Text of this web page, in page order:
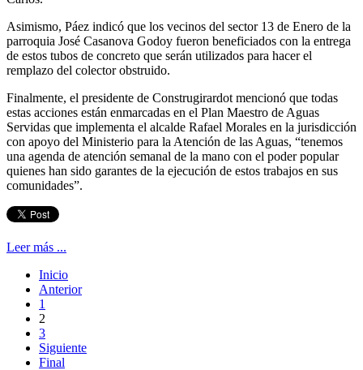
Asimismo, Páez indicó que los vecinos del sector 13 de Enero de la
parroquia José Casanova Godoy fueron beneficiados con la entrega
de estos tubos de concreto que serán utilizados para hacer el
remplazo del colector obstruido.
Finalmente, el presidente de Construgirardot mencionó que todas
estas acciones están enmarcadas en el Plan Maestro de Aguas
Servidas que implementa el alcalde Rafael Morales en la jurisdicción
con apoyo del Ministerio para la Atención de las Aguas, “tenemos
una agenda de atención semanal de la mano con el poder popular
quienes han sido garantes de la ejecución de estos trabajos en sus
comunidades”.
Leer más ...
Inicio
Anterior
1
2
3
Siguiente
Final